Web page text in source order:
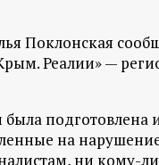
Поклонская
Реалии» —
подготовлена
на
ни кому-